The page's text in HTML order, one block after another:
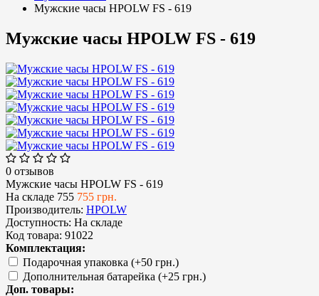
Мужские часы HPOLW FS - 619
Мужские часы HPOLW FS - 619
0 отзывов
Мужские часы HPOLW FS - 619
На складе 755 755 грн.
Производитель: HPOLW
Доступность: На складе
Код товара: 91022
Комплектация:
Подарочная упаковка (+50 грн.)
Дополнительная батарейка (+25 грн.)
Доп. товары: